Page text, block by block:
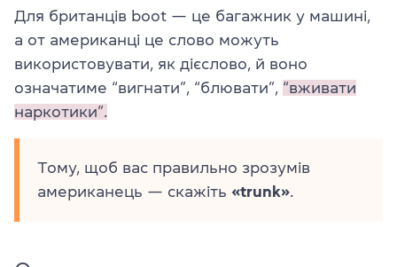
Для британців boot — це багажник у машині,
а от американці це слово можуть
використовувати, як дієслово, й воно
означатиме “вигнати”, “блювати”, “вживати
наркотики”.
Тому, щоб вас правильно зрозумів
американець — скажіть «trunk».